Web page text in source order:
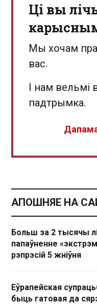
Ці вы
Мы хочам
вас.
І нам вельмі
падтрымка.
АПОШНЯЕ НА
Больш за 2 тысячы
папаўненне
рэпрэсій 5 жніўня
Еўрапейская
быць гатовая да